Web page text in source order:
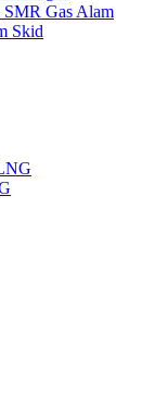
Gas Alam
Skid